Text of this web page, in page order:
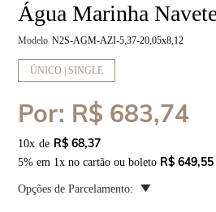
Água Marinha
Modelo N2S-AGM-AZI-5,37-20,05x8,12
ÚNICO | SINGLE
Por: R$ 683,74
10x R$ 68,37
5% em 1x no cartão ou boleto R$ 649,55
Opções de Parcelamento: